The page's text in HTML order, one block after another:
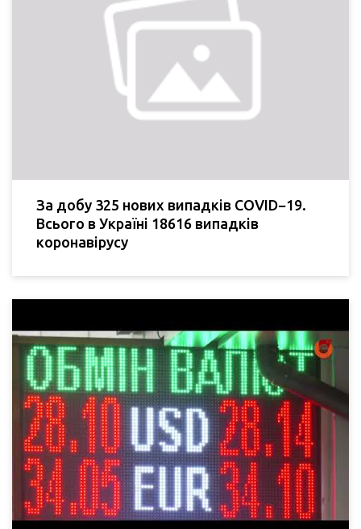
За добу 325 нових випадків COVID−19.
Всього в Україні 18616 випадків
коронавірусу